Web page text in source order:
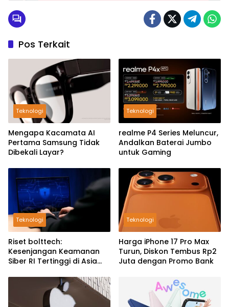
Pos Terkait
Teknologi
Mengapa Kacamata AI
Pertama Samsung Tidak
Dibekali Layar?
Teknologi
realme P4 Series Meluncur,
Andalkan Baterai Jumbo
untuk Gaming
Teknologi
Riset bolttech:
Kesenjangan Keamanan
Siber RI Tertinggi di Asia
Teknologi
Harga iPhone 17 Pro Max
Turun, Diskon Tembus Rp2
Juta dengan Promo Bank